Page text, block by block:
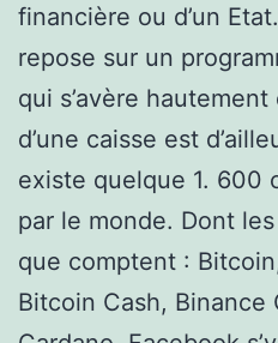
financière ou d’un
repose sur un
qui s’avère
d’une caisse est
existe quelque 1. 600
par le monde. Dont
que comptent :
Bitcoin Cash, Binance